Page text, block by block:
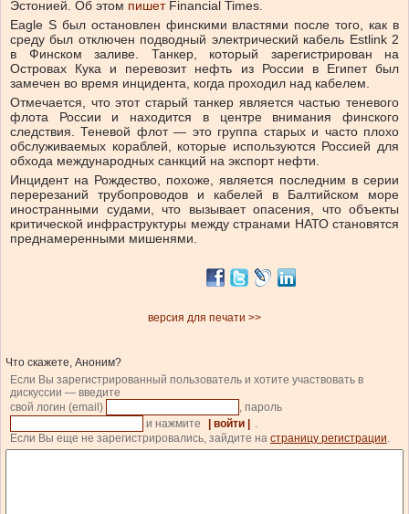
Эстонией. Об этом пишетFinancial Times.
Eagle S был остановлен финскими властями после того, как в
среду был отключен подводный электрический кабель Estlink 2
в Финском заливе. Танкер, который зарегистрирован на
Островах Кука и перевозит нефть из России в Египет был
замечен во время инцидента, когда проходил над кабелем.
Отмечается, что этот старый танкер является частью теневого
флота России и находится в центре внимания финского
следствия. Теневой флот — это группа старых и часто плохо
обслуживаемых кораблей, которые используются Россией для
обхода международных санкций на экспорт нефти.
Инцидент на Рождество, похоже, является последним в серии
перерезаний трубопроводов и кабелей в Балтийском море
иностранными судами, что вызывает опасения, что объекты
критической инфраструктуры между странами НАТО становятся
преднамеренными мишенями.
версия для печати >>
Что скажете, Аноним?
Если Вы зарегистрированный пользователь и хотите участвовать в
дискуссии — введите
свой логин (email)
, пароль
и нажмите
| войти |
.
Если Вы еще не зарегистрировались, зайдите на страницу регистрации.